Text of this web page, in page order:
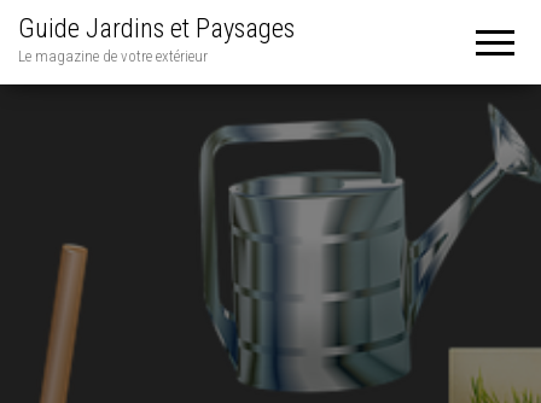
Guide Jardins et Paysages
Le magazine de votre extérieur